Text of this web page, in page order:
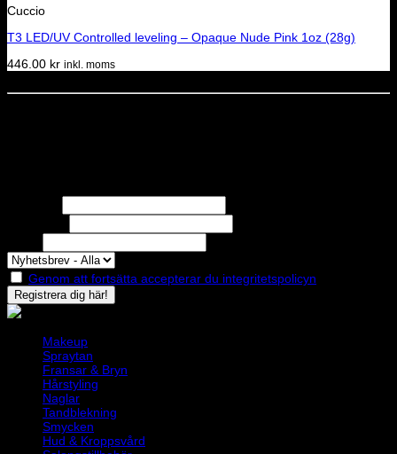
Cuccio
T3 LED/UV Controlled leveling – Opaque Nude Pink 1oz (28g)
446.00 kr inkl. moms
Genom att fortsätta accepterar du integritetspolicyn
Makeup
Spraytan
Fransar & Bryn
Hårstyling
Naglar
Tandblekning
Smycken
Hud & Kroppsvård